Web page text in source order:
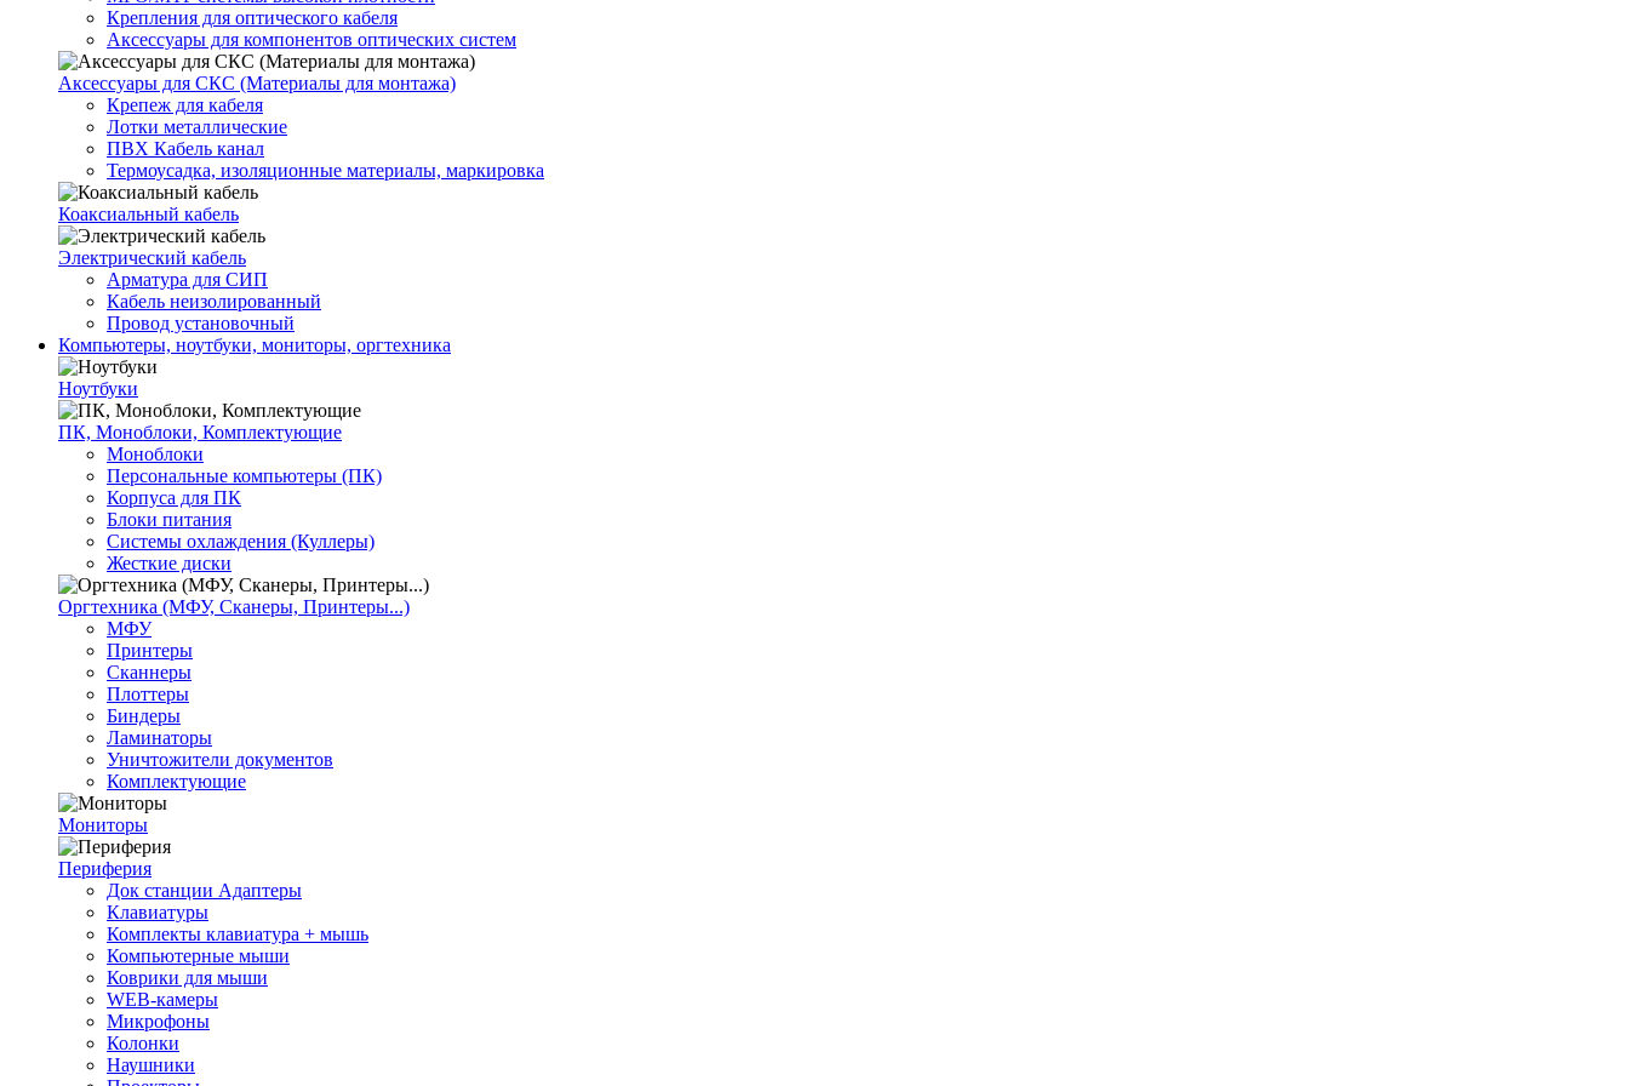
Крепления для оптического кабеля
Аксессуары для компонентов оптических систем
Аксессуары для СКС (Материалы для монтажа)
Крепеж для кабеля
Лотки металлические
ПВХ Кабель канал
Термоусадка, изоляционные материалы, маркировка
Коаксиальный кабель
Электрический кабель
Арматура для СИП
Кабель неизолированный
Провод установочный
Компьютеры, ноутбуки, мониторы, оргтехника
Ноутбуки
ПК, Моноблоки, Комплектующие
Моноблоки
Персональные компьютеры (ПК)
Корпуса для ПК
Блоки питания
Системы охлаждения (Куллеры)
Жесткие диски
Оргтехника (МФУ, Сканеры, Принтеры...)
МФУ
Принтеры
Сканнеры
Плоттеры
Биндеры
Ламинаторы
Уничтожители документов
Комплектующие
Мониторы
Периферия
Док станции Адаптеры
Клавиатуры
Комплекты клавиатура + мышь
Компьютерные мыши
Коврики для мыши
WEB-камеры
Микрофоны
Колонки
Наушники